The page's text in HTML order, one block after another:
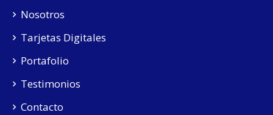
Nosotros
Tarjetas Digitales
Portafolio
Testimonios
Contacto